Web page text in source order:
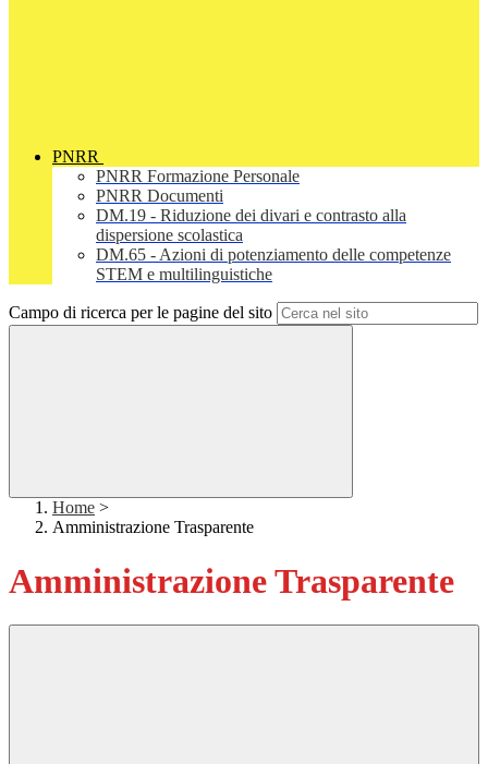
PNRR
PNRR Formazione Personale
PNRR Documenti
DM.19 - Riduzione dei divari e contrasto alla
dispersione scolastica
DM.65 - Azioni di potenziamento delle competenze
STEM e multilinguistiche
Campo di ricerca per le pagine del sito
Home >
Amministrazione Trasparente
Amministrazione Trasparente